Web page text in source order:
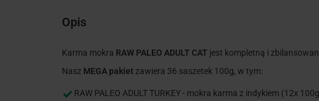
Opis
Karma mokra RAW PALEO ADULT CAT jest kompletną i
Nasz MEGA pakiet zawiera 36 saszetek 100g, w tym:
RAW PALEO ADULT TURKEY - mokra karma z indykiem (12x